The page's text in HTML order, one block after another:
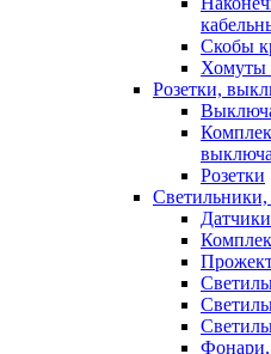
Скобы
Хомуты
Розетки,
Розетки
Фонари,